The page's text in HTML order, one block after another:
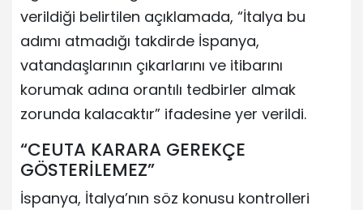
verildiği belirtilen açıklamada, “İtalya bu
adımı atmadığı takdirde İspanya,
vatandaşlarının çıkarlarını ve itibarını
korumak adına orantılı tedbirler almak
zorunda kalacaktır” ifadesine yer verildi.
“CEUTA KARARA GEREKÇE
GÖSTERİLEMEZ”
İspanya, İtalya’nın söz konusu kontrolleri